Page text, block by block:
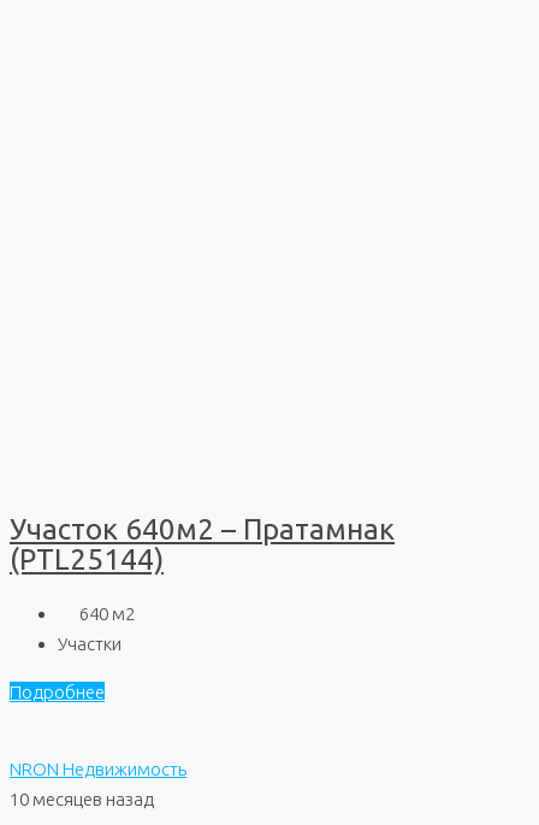
Участок 640м2 – Пратамнак
(PTL25144)
640 м2
Участки
Подробнее
NRON Недвижимость
10 месяцев назад